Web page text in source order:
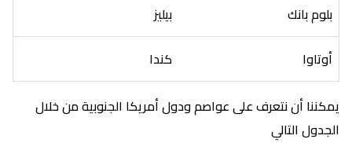
بلوم بانك
بيليز
أوتاوا
كندا
يمكننا أن نتعرف على عواصم ودول أمريكا الجنوبية من خلال
الجدول التالي